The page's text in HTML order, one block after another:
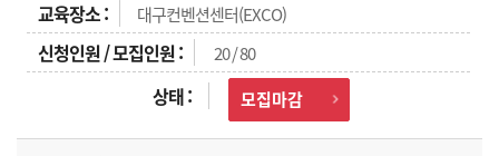
대구컨벤션센터(EXCO)
20 / 80
모집마감